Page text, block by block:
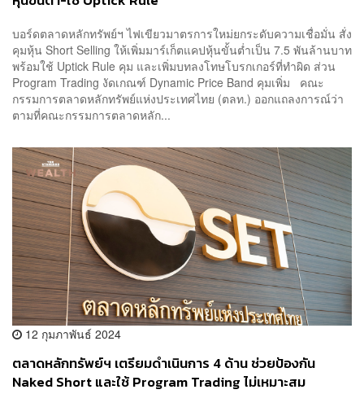
บอร์ดตลาดหลักทรัพย์ฯ ไฟเขียวมาตรการใหม่ยกระดับความเชื่อมั่น สั่ง
คุมหุ้น Short Selling ให้เพิ่มมาร์เก็ตแคปหุ้นขั้นต่ำเป็น 7.5 พันล้านบาท
พร้อมใช้ Uptick Rule คุม และเพิ่มบทลงโทษโบรกเกอร์ที่ทำผิด ส่วน
Program Trading งัดเกณฑ์ Dynamic Price Band คุมเพิ่ม คณะ
กรรมการตลาดหลักทรัพย์แห่งประเทศไทย (ตลท.) ออกแถลงการณ์ว่า
ตามที่คณะกรรมการตลาดหลัก...
12 กุมภาพันธ์ 2024
ตลาดหลักทรัพย์ฯ เตรียมดำเนินการ 4 ด้าน ช่วยป้องกัน
Naked Short และใช้ Program Trading ไม่เหมาะสม